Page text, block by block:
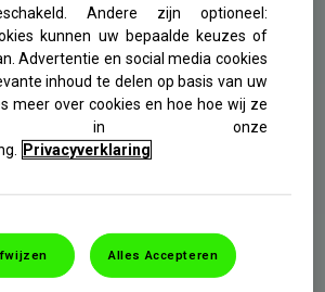
EFFECTIEVE
BIJ
Werkt tot maximaal 12 uur.
Andere zijn optioneel:
kunnen uw bepaalde keuzes of
Advertentie en social media cookies
inhoud te delen op basis van uw
meer over cookies en hoe hoe wij ze
in onze
Privacyverklaring
Alles Accepteren